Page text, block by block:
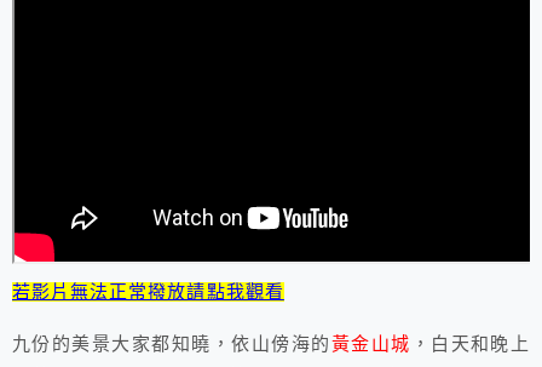
若影片無法正常撥放請點我觀看
九份的美景大家都知曉，依山傍海的黃金山城 ，白天和晚上